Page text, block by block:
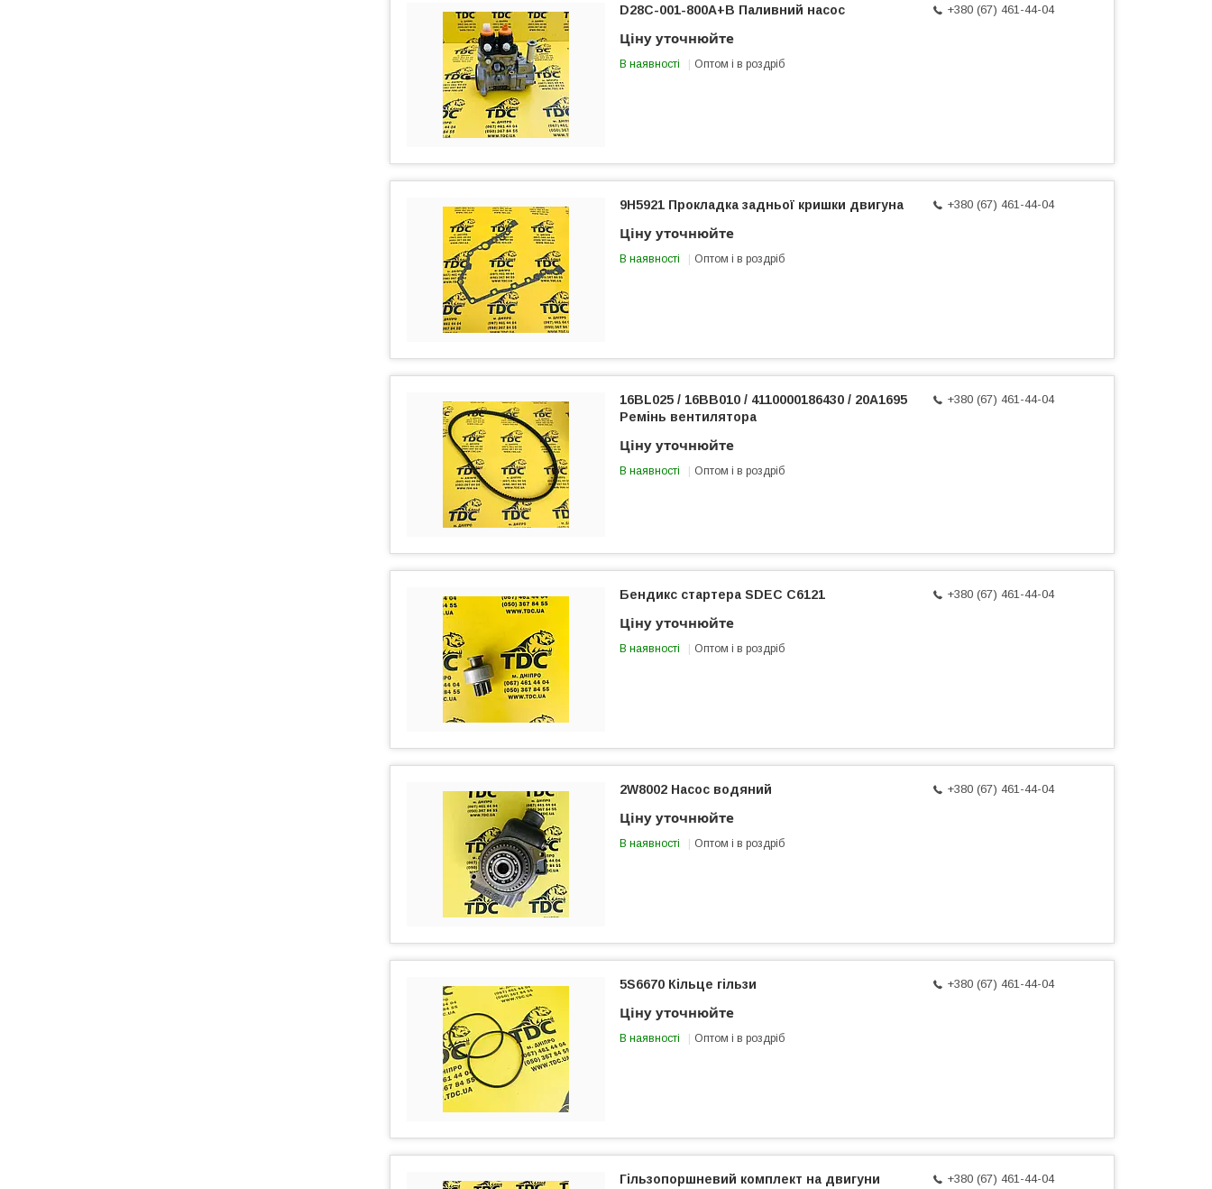
+380 (67) 461-44-04
D28C-001-800A+B Паливний насос
Ціну уточнюйте
В наявності Оптом і в роздріб
+380 (67) 461-44-04
9H5921 Прокладка задньої кришки двигуна
Ціну уточнюйте
В наявності Оптом і в роздріб
+380 (67) 461-44-04
16BL025 / 16BB010 / 4110000186430 / 20A1695
Ремінь вентилятора
Ціну уточнюйте
В наявності Оптом і в роздріб
+380 (67) 461-44-04
Бендикс стартера SDEC C6121
Ціну уточнюйте
В наявності Оптом і в роздріб
+380 (67) 461-44-04
2W8002 Насос водяний
Ціну уточнюйте
В наявності Оптом і в роздріб
+380 (67) 461-44-04
5S6670 Кільце гільзи
Ціну уточнюйте
В наявності Оптом і в роздріб
+380 (67) 461-44-04
Гільзопоршневий комплект на двигуни